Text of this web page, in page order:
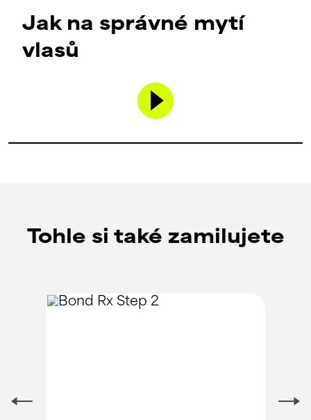
Jak na správné mytí
vlasů
Tohle si také zamilujete